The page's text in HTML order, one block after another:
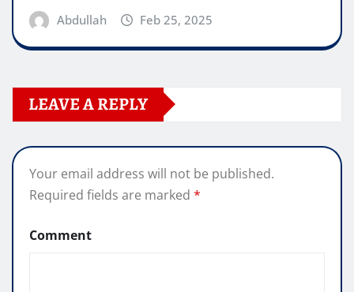
Abdullah Feb 25, 2025
LEAVE A REPLY
Your email address will not be published.
Required fields are marked *
Comment